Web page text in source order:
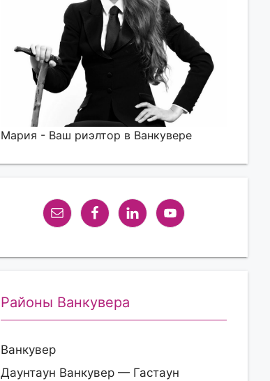
Мария - Ваш риэлтор в Ванкувере
Районы Ванкувера
Ванкувер
Даунтаун Ванкувер — Гастаун